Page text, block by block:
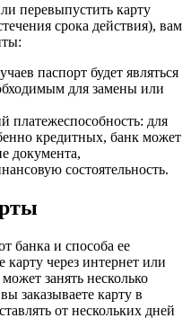
перевыпустить карту
срока действия), вам
паспорт будет являться
для замены или
для
кредитных, банк может
документа,
состоятельность.
банка и способа ее
через интернет или
занять несколько
заказываете карту в
от нескольких дней